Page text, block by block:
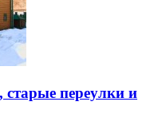
переулки и